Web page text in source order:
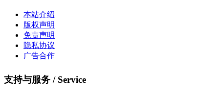
本站介绍
版权声明
免责声明
隐私协议
广告合作
支持与服务 / Service